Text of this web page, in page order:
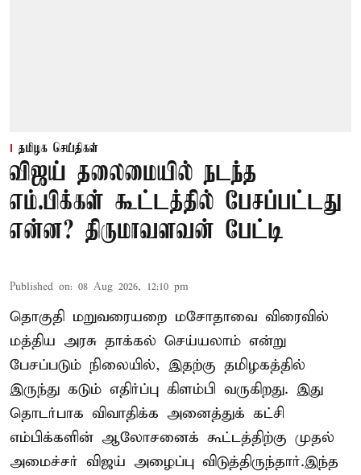
தமிழக செய்திகள்
விஜய் தலைமையில் நடந்த
எம்.பிக்கள் கூட்டத்தில் பேசப்பட்டது
என்ன? திருமாவளவன் பேட்டி
Published on: 08 Aug 2026, 12:10 pm
தொகுதி மறுவரையறை மசோதாவை விரைவில்
மத்திய அரசு தாக்கல் செய்யலாம் என்று
பேசப்படும் நிலையில், இதற்கு தமிழகத்தில்
இருந்து கடும் எதிர்ப்பு கிளம்பி வருகிறது. இது
தொடர்பாக விவாதிக்க அனைத்துக் கட்சி
எம்பிக்களின் ஆலோசனைக் கூட்டத்திற்கு முதல்
அமைச்சர் விஜய் அழைப்பு விடுத்திருந்தார்.இந்த